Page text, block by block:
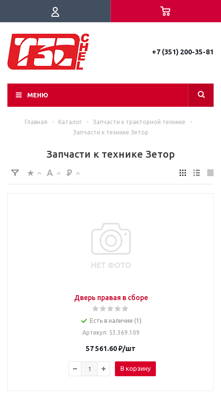
+7 (351) 200-35-81
МЕНЮ
Главная - Каталог - Запчасти к тракторной технике
-
Запчасти к технике Зетор
Запчасти к технике Зетор
Дверь правая в сборе
Есть в наличии (1)
Артикул: 53.369.109
57 561.60₽/шт
В корзину